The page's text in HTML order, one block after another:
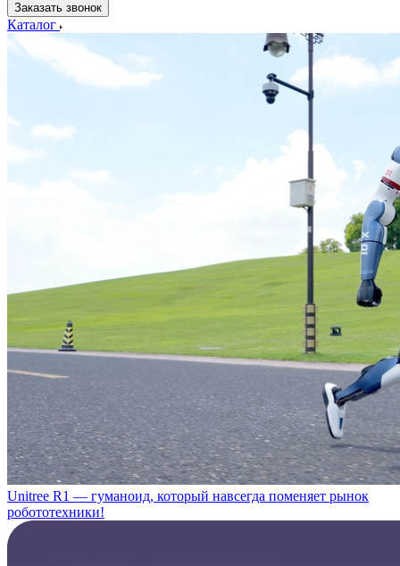
Заказать звонок
Каталог
Unitree R1 — гуманоид, который навсегда поменяет рынок
робототехники!